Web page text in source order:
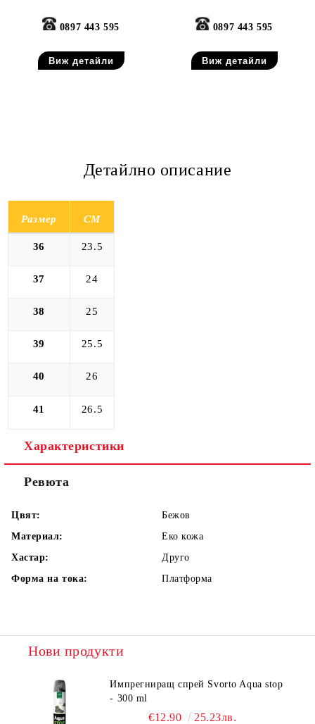
0897 443 595
Виж детайли
0897 443 595
Виж детайли
Детайлно описание
Размер СМ
36 23.5
37 24
38 25
39 25.5
40 26
41 26.5
Характеристики
Ревюта
Цвят:
Бежов
Материал:
Еко кожа
Хастар:
Друго
Форма на тока:
Платформа
Нови продукти
Импрегниращ спрей Svorto Aqua stop
- 300 ml
€12.90 25.23лв.